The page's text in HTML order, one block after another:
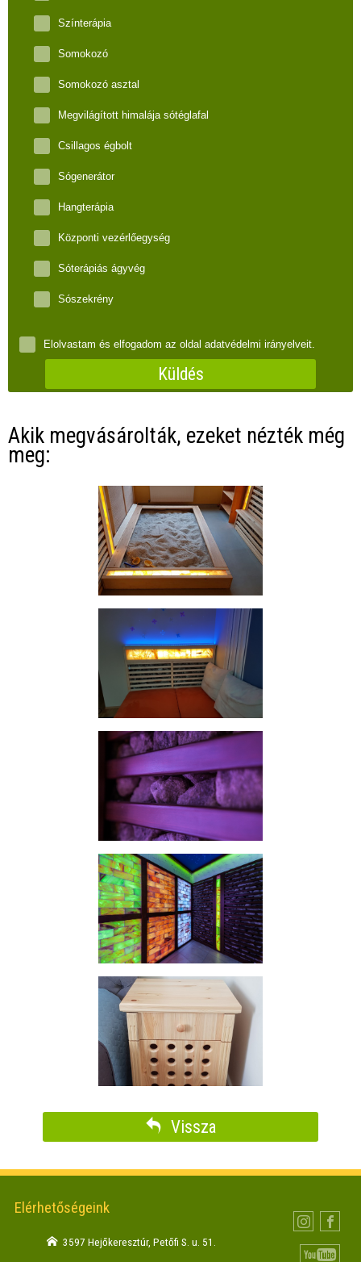
Színterápia
Somokozó
Somokozó asztal
Megvilágított himalája sótéglafal
Csillagos égbolt
Sógenerátor
Hangterápia
Központi vezérlőegység
Sóterápiás ágyvég
Sószekrény
Elolvastam és elfogadom az oldal adatvédelmi irányelveit.
Küldés
Akik megvásárolták, ezeket nézték még
meg:
somokozó
sóterápiás
ágyvég
parajdi sófal
sószoba
sószekrény
Vissza
Elérhetőségeink
3597 Hejőkeresztúr, Petőfi S. u. 51.